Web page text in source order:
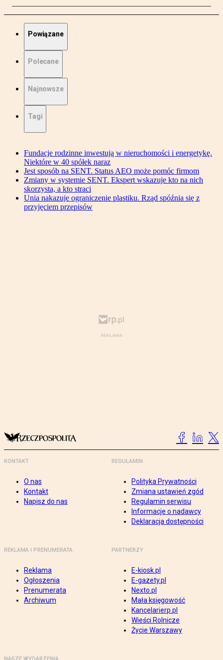
Powiązane
Polecane
Najnowsze
Tagi
Fundacje rodzinne inwestują w nieruchomości i energetykę.
Niektóre w 40 spółek naraz
Jest sposób na SENT. Status AEO może pomóc firmom
Zmiany w systemie SENT. Ekspert wskazuje kto na nich
skorzysta, a kto straci
Unia nakazuje ograniczenie plastiku. Rząd spóźnia się z
przyjęciem przepisów
KONTAKT
O nas
Kontakt
Napisz do nas
REGULAMIN
Polityka Prywatności
Zmiana ustawień zgód
Regulamin serwisu
Informacje o nadawcy
Deklaracja dostępności
REKLAMA I PRENUMERATA
Reklama
Ogłoszenia
Prenumerata
Archiwum
PARTNERZY
E-kiosk.pl
E-gazety.pl
Nexto.pl
Mała księgowość
Kancelarierp.pl
Wieści Rolnicze
Życie Warszawy